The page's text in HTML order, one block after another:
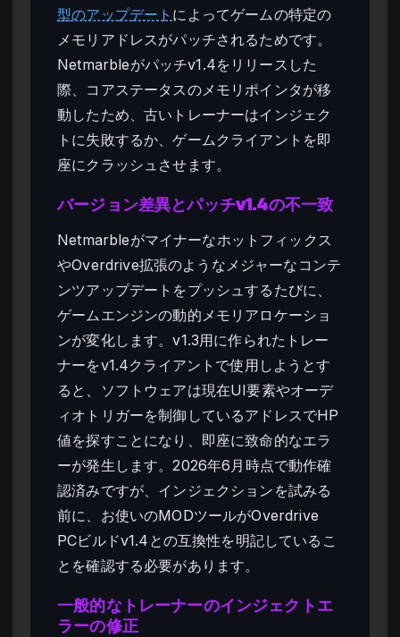
型のアップデート によってゲームの特定の
メモリアドレスがパッチされるためです。
Netmarbleがパッチv1.4をリリースした
際、コアステータスのメモリポインタが移
動したため、古いトレーナーはインジェク
トに失敗するか、ゲームクライアントを即
座にクラッシュさせます。
バージョン差異とパッチv1.4の不一致
Netmarbleがマイナーなホットフィックス
やOverdrive拡張のようなメジャーなコンテ
ンツアップデートをプッシュするたびに、
ゲームエンジンの動的メモリアロケーショ
ンが変化します。v1.3用に作られたトレー
ナーをv1.4クライアントで使用しようとす
ると、ソフトウェアは現在UI要素やオーデ
ィオトリガーを制御しているアドレスでHP
値を探すことになり、即座に致命的なエラ
ーが発生します。2026年6月時点で動作確
認済みですが、インジェクションを試みる
前に、お使いのMODツールがOverdrive
PCビルドv1.4との互換性を明記しているこ
とを確認する必要があります。
一般的なトレーナーのインジェクトエ
ラーの修正